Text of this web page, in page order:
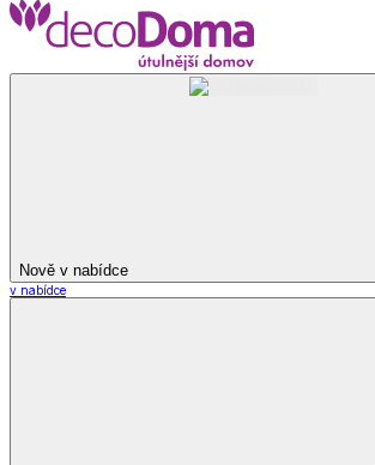
Nově v nabídce
v nabídce